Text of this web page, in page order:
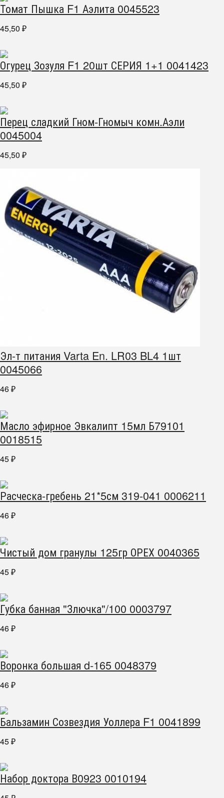
Томат Пышка F1 Аэлита 0045523
45,50 ₽
Огурец Зозуля F1 20шт СЕРИЯ 1+1 0041423
45,50 ₽
Перец сладкий Гном-Гномыч комн.Аэли
0045004
45,50 ₽
Эл-т питания Varta En. LR03 BL4 1шт
0045066
46 ₽
Масло эфирное Эвкалипт 15мл Б79101
0018515
45 ₽
Расческа-гребень 21*5см 319-041 0006211
46 ₽
Чистый дом гранулы 125гр ОРЕХ 0040365
45 ₽
Губка банная "Злючка"/100 0003797
46 ₽
Воронка большая d-165 0048379
46 ₽
Бальзамин Созвездия Уоллера F1 0041899
45 ₽
Набор доктора В0923 0010194